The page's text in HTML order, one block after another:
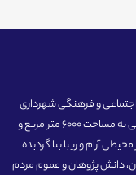
اجتماعی و فرهنگی شهرداری
منطقه یک تهران، در شمال تهران در سال 1379 در زمینی به مساحت 6000 متر مربع و
طبقه و در محیطی آرام و زیبا بنا گردیده
دانش پژوهان و عموم مردم